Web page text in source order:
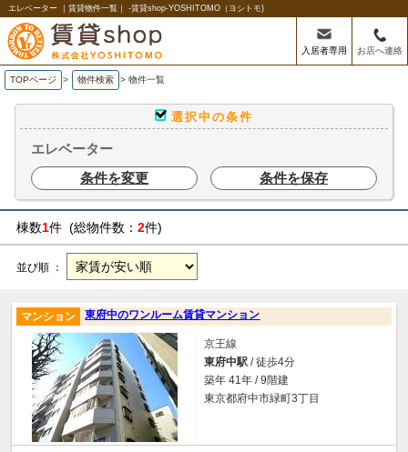
エレベーター ｜賃貸物件一覧｜ -賃貸shop-YOSHITOMO（ヨシトモ)
入居者専用 お店へ連絡
TOPページ > 物件検索 > 物件一覧
選択中の条件
エレベーター
条件を変更
条件を保存
棟数1件 (総物件数： 2件)
並び順 ：
東府中のワンルーム賃貸マンション
マンション
京王線
東府中駅 / 徒歩4分
築年 41年 / 9階建
東京都府中市緑町3丁目